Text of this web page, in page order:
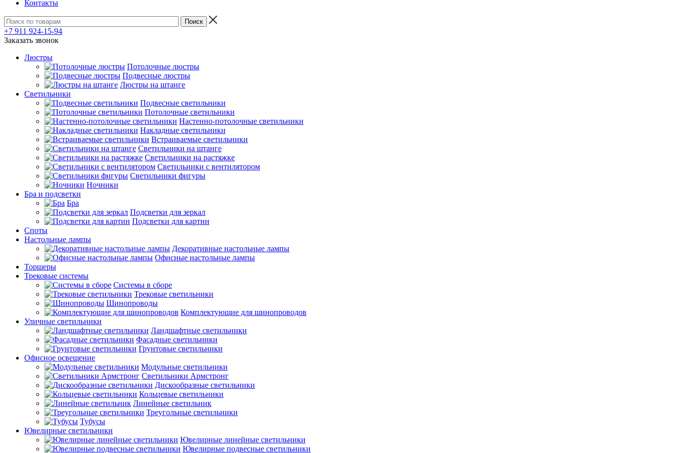
Контакты
+7 911 924-15-94
Заказать звонок
Люстры
Потолочные люстры
Подвесные люстры
Люстры на штанге
Светильники
Подвесные светильники
Потолочные светильники
Настенно-потолочные светильники
Накладные светильники
Встраиваемые светильники
Светильники на штанге
Светильники на растяжке
Светильники с вентилятором
Светильники фигуры
Ночники
Бра и подсветки
Бра
Подсветки для зеркал
Подсветки для картин
Споты
Настольные лампы
Декоративные настольные лампы
Офисные настольные лампы
Торшеры
Трековые системы
Системы в сборе
Трековые светильники
Шинопроводы
Комплектующие для шинопроводов
Уличные светильники
Ландшафтные светильники
Фасадные светильники
Грунтовые светильники
Офисное освещение
Модульные светильники
Светильники Армстронг
Дискообразные светильники
Кольцевые светильники
Линейные светильник
Треугольные светильники
Тубусы
Ювелирные светильники
Ювелирные линейные светильники
Ювелирные подвесные светильники